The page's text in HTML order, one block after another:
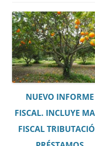
NUEVO INFORME
FISCAL. INCLUYE
FISCAL